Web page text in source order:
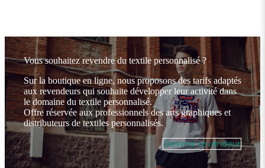
Vous souhaitez revendre du textile personnalisé ?
Sur la boutique en ligne, nous proposons des tarifs adaptés
aux revendeurs qui souhaite développer leur activité dans
le domaine du textile personnalisé.
Offre réservée aux professionnels des arts graphiques et
distributeurs de textiles personnalisés.
Devenir revendeur